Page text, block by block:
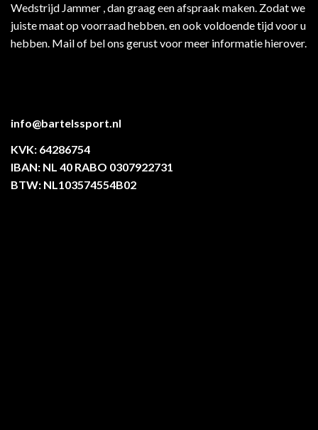
Wedstrijd Jammer , dan graag een afspraak maken. Zodat we
juiste maat op voorraad hebben. en ook voldoende tijd voor u
hebben. Mail of bel ons gerust voor meer informatie hierover.
info@bartelssport.nl
KVK: 64286754
IBAN: NL 40 RABO 0307922731
BTW: NL103574554B02